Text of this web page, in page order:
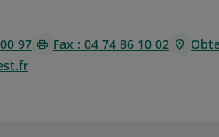
97 Fax : 04 74 86 10 02